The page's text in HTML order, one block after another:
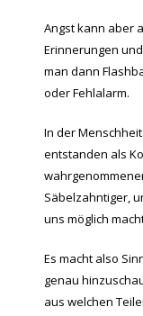
Angst kann aber
Erinnerungen
man dann
oder Fehlalarm.
In der
entstanden als
Säbelzahntiger,
uns möglich
Es macht also
genau
aus welchen